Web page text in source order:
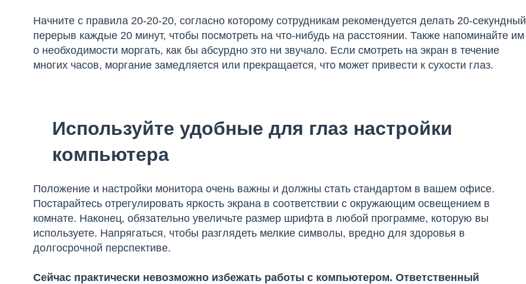
Начните с правила 20-20-20, согласно которому сотрудникам рекомендуется делать 20-секундный
перерыв каждые 20 минут, чтобы посмотреть на что-нибудь на расстоянии. Также напоминайте им
о необходимости моргать, как бы абсурдно это ни звучало. Если смотреть на экран в течение
многих часов, моргание замедляется или прекращается, что может привести к сухости глаз.
Используйте удобные для глаз настройки
компьютера
Положение и настройки монитора очень важны и должны стать стандартом в вашем офисе.
Постарайтесь отрегулировать яркость экрана в соответствии с окружающим освещением в
комнате. Наконец, обязательно увеличьте размер шрифта в любой программе, которую вы
используете. Напрягаться, чтобы разглядеть мелкие символы, вредно для здоровья в
долгосрочной перспективе.
Сейчас практически невозможно избежать работы с компьютером. Ответственный